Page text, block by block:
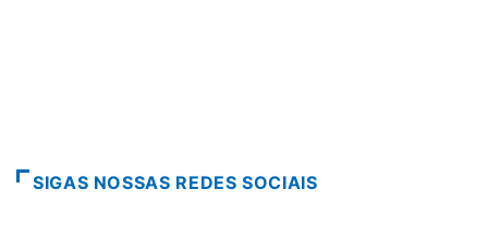
SIGAS NOSSAS REDES SOCIAIS